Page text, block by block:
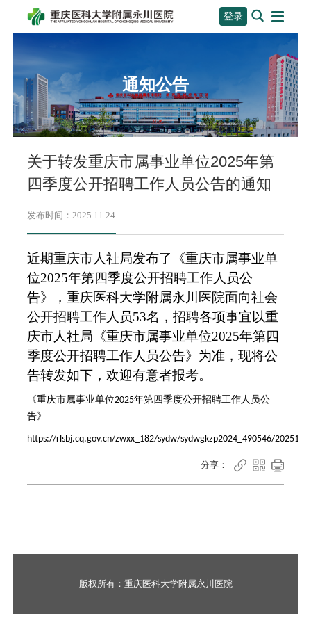
登录 
通知公告
关于转发重庆市属事业单位2025年第
四季度公开招聘工作人员公告的通知
发布时间：2025.11.24
近期重庆市人社局发布了《重庆市属事业单
位2025年第四季度公开招聘工作人员公
告》
，重庆医科大学附属永川医院面向社会
公开招聘工作人员53名，招聘各项事宜以重
庆市人社局《重庆市属事业单位2025年第四
季度公开招聘工作人员公告》为准，现将公
告转发如下，欢迎有意者报考。
《重庆市属事业单位2025年第四季度公开招聘工作人员公
告》
https://rlsbj.cq.gov.cn/zwxx_182/sydw/sydwgkzp2024_490546/
分享：   
版权所有： 重庆医科大学附属永川医院